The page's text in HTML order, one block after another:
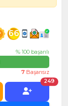
66
% 100 başarılı
7 Başarısız
249